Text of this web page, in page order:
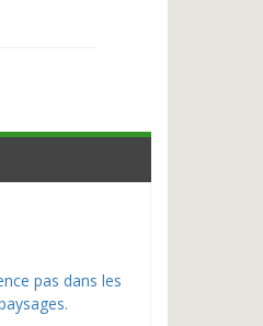
pas dans les